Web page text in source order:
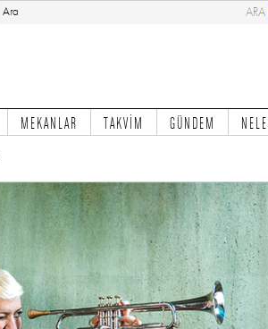
MEKANLAR TAKVİM GÜNDEM